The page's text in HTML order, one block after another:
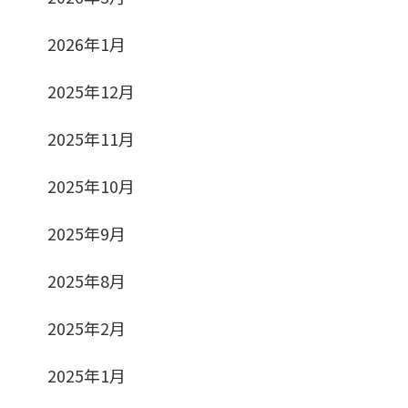
2026年1月
2025年12月
2025年11月
2025年10月
2025年9月
2025年8月
2025年2月
2025年1月